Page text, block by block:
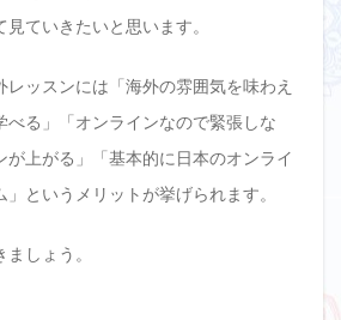
ていきたいと思います。
ッスンには「海外の雰囲気を味わえ
べる」「オンラインなので緊張しな
が上がる」「基本的に日本のオンライ
というメリットが挙げられます。
しょう。